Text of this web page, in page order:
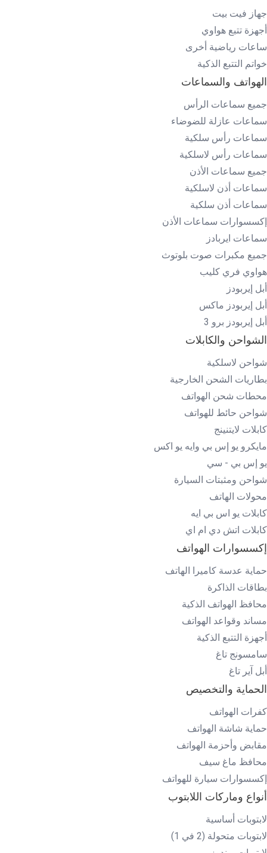
جهاز فيت بيت
أجهزة تتبع هواوي
ساعات رياضية أخرى
خواتم التتبع الذكية
الهواتف والسماعات
جميع سماعات الرأس
سماعات عازلة للضوضاء
سماعات رأس سلكية
سماعات رأس لاسلكية
جميع سماعات الأذن
سماعات أذن لاسلكية
سماعات أذن سلكية
إكسسوارات سماعات الأذن
سماعات ايربادز
جميع مكبرات صوت بلوتوث
هواوي فري كليب
أبل إيربودز
أبل إيربودز ماكس
أبل إيربودز برو 3
الشواحن والكابلات
شواحن لاسلكية
بطاريات الشحن الخارجية
محطات شحن الهواتف
شواحن حائط للهواتف
كابلات لايتنينج
مايكرو يو إس بي وايه يو اكس
يو إس بي - سي
شواحن ومثبتات السيارة
محولات الهاتف
كابلات يو اس بي ايه
كابلات اتش دي ام اي
إكسسوارات الهواتف
حماية عدسة كاميرا الهاتف
بطاقات الذاكرة
محافظ الهواتف الذكية
مساند وقواعد الهواتف
أجهزة التتبع الذكية
سامسونج تاغ
أبل آير تاغ
الحماية والتخصيص
كفرات الهواتف
حماية شاشة الهواتف
مقابض وأحزمة الهواتف
محافظ ماغ سيف
إكسسوارات سيارة للهواتف
أنواع وماركات اللابتوب
لابتوبات أساسية
لابتوبات متحولة (2 في 1)